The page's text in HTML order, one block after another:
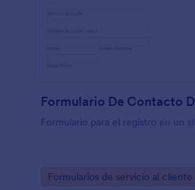
Formulario De Contacto
Formulario para el registro en un
Go to Category:
Formularios de servicio al cliente